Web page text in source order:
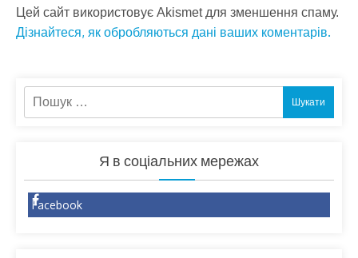
Цей сайт використовує Akismet для зменшення спаму.
Дізнайтеся, як обробляються дані ваших коментарів.
Пошук:
Я в соціальних мережах
Facebook